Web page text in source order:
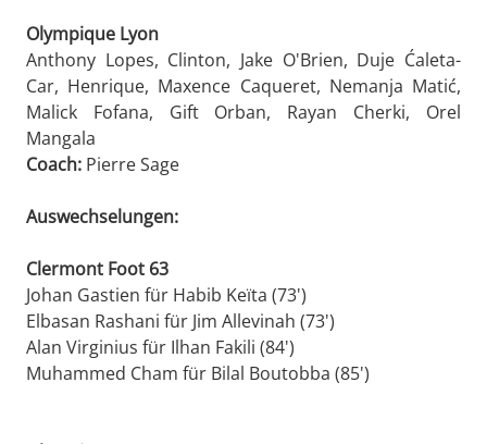
Olympique Lyon
Anthony Lopes, Clinton, Jake O'Brien, Duje Ćaleta-
Car, Henrique, Maxence Caqueret, Nemanja Matić,
Malick Fofana, Gift Orban, Rayan Cherki, Orel
Mangala
Coach: Pierre Sage
Auswechselungen:
Clermont Foot 63
Johan Gastien für Habib Keïta (73')
Elbasan Rashani für Jim Allevinah (73')
Alan Virginius für Ilhan Fakili (84')
Muhammed Cham für Bilal Boutobba (85')